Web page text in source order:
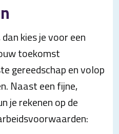
kies je voor een
toekomst
gereedschap en volop
Naast een fijne,
je rekenen op de